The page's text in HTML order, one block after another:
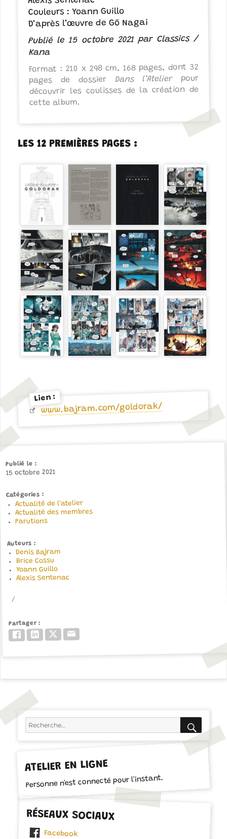
Couleurs : Yoann Guillo
D’après l’œuvre de Gō Nagai
Publié le 15 octobre 2021 par Classics /
Kana
Format : 210 x 298 cm, 168 pages, ​dont 32
pages de dossier Dans l’Atelier pour
découvrir les coulisses de la création de
cette album.​
LES 12 PREMIÈRES PAGES :
Lien :
www.bajram.com/goldorak/
Publié le
15 octobre 2021
Catégories
Actualité de l'atelier
Actualité des membres
Parutions
Auteurs
Denis Bajram
Brice Cossu
Yoann Guillo
Alexis Sentenac
Partager
FacebookLinkedInTwitter/X
Recherche
pour :
ATELIER EN LIGNE
Personne n'est connecté pour l'instant.
RÉSEAUX SOCIAUX
Facebook